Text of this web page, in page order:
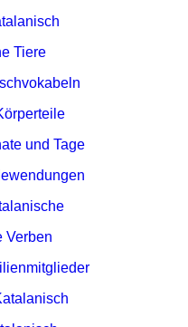
Tiere
und Tage
Verben